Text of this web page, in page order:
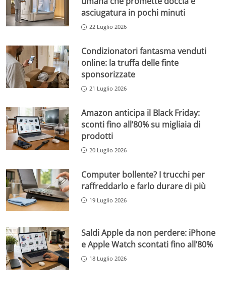
asciugatura in pochi minuti
22 Luglio 2026
Condizionatori fantasma venduti
online: la truffa delle finte
sponsorizzate
21 Luglio 2026
Amazon anticipa il Black Friday:
sconti fino all’80% su migliaia di
prodotti
20 Luglio 2026
Computer bollente? I trucchi per
raffreddarlo e farlo durare di più
19 Luglio 2026
Saldi Apple da non perdere: iPhone
e Apple Watch scontati fino all’80%
18 Luglio 2026